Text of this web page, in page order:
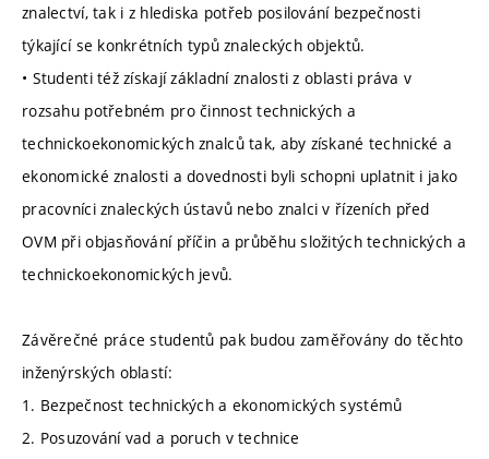
znalectví, tak i z hlediska potřeb posilování bezpečnosti
týkající se konkrétních typů znaleckých objektů.
• Studenti též získají základní znalosti z oblasti práva v
rozsahu potřebném pro činnost technických a
technickoekonomických znalců tak, aby získané technické a
ekonomické znalosti a dovednosti byli schopni uplatnit i jako
pracovníci znaleckých ústavů nebo znalci v řízeních před
OVM při objasňování příčin a průběhu složitých technických a
technickoekonomických jevů.
Závěrečné práce studentů pak budou zaměřovány do těchto
inženýrských oblastí:
1. Bezpečnost technických a ekonomických systémů
2. Posuzování vad a poruch v technice